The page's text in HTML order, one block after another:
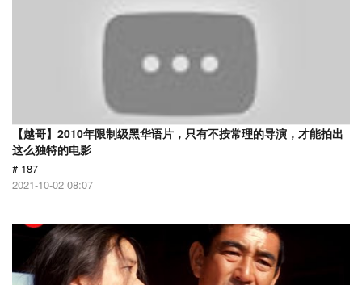
【越哥】2010年限制级黑华语片，只有不按常理的导演，才能拍出
这么独特的电影
# 187
2021-10-02 08:07